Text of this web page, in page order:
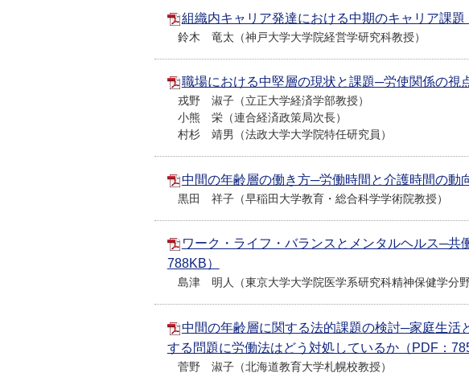
組織内キャリア発達における中期のキャリア課題
鈴木 竜太（神戸大学大学院経営学研究科教授）
職場における中堅層の現状と課題─労使関係の視
戎野 淑子（立正大学経済学部教授）
小熊 栄（連合経済政策局次長）
村杉 靖男（法政大学大学院特任研究員）
中間の年齢層の働き方─労働時間と介護時間の動
黒田 祥子（早稲田大学教育・総合科学学術院教授）
ワーク・ライフ・バランスとメンタルヘルス─共
788KB）
島津 明人（東京大学大学院医学系研究科精神保健学分野
中間の年齢層に関する法的課題の検討─家庭生活
する問題に労働法はどう対処しているか（PDF：
菅野 淑子（北海道教育大学札幌校教授）